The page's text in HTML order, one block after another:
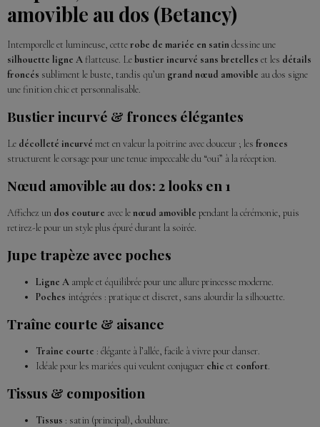
amovible au dos (Betancy)
Intemporelle et lumineuse, cetterobe de mariée en satindessine une
silhouette ligne A flatteuse. Lebustier incurvé sans bretelles et les détails
froncés subliment le buste, tandis qu’un grand nœud amovible au dos signe
une finition chic et personnalisable.
Bustier incurvé & fronces élégantes
Le décolleté incurvé met en valeur la poitrine avec douceur ; les fronces
structurent le corsage pour une tenue impeccable du “oui” à la réception.
Nœud amovible au dos : 2 looks en 1
Affichez un dos couture avec lenœud amovible pendant la cérémonie, puis
retirez-le pour un style plus épuré durant la soirée.
Jupe trapèze avec poches
Ligne A ample et équilibrée pour une allure princesse moderne.
Poches intégrées : pratique et discret, sans alourdir la silhouette.
Traîne courte & aisance
Traîne courte : élégante à l’allée, facile à vivre pour danser.
Idéale pour les mariées qui veulent conjuguer chic et confort.
Tissus & composition
Tissus : satin (principal), doublure.